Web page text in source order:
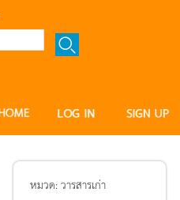
หมวด:วารสารเก่า